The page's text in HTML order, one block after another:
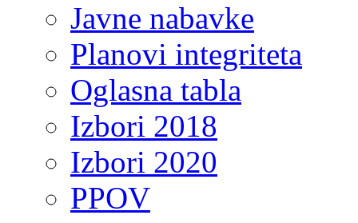
Javne nabavke
Planovi integriteta
Oglasna tabla
Izbori 2018
Izbori 2020
PPOV